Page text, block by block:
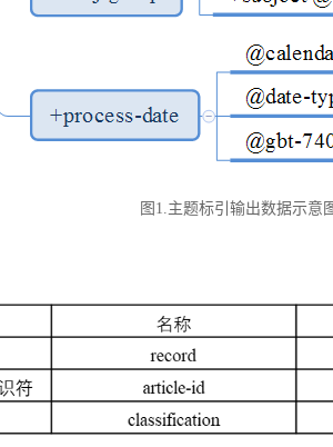
图1.主题标引输出数据示意